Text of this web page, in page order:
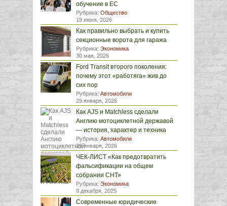
обучение в ЕС
Рубрика: Общество
19 июня, 2026
Как правильно выбрать и купить
секционные ворота для гаража
Рубрика: Экономика
30 мая, 2026
Ford Transit второго поколения:
почему этот «работяга» жив до
сих пор
Рубрика: Автомобили
29 января, 2026
Как AJS и Matchless сделали
Англию мотоциклетной державой
— история, характер и техника
Рубрика: Автомобили
29 января, 2026
ЧЕК-ЛИСТ «Как предотвратить
фальсификации на общем
собрании СНТ»
Рубрика: Экономика
8 декабря, 2025
Современные юридические